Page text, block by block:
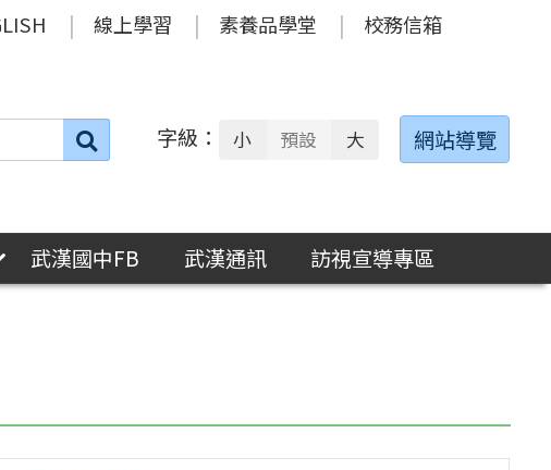
線上學習 素養品學堂 校務信箱
搜
字級： 小 預設 大 網站導覽
武漢國中FB 武漢通訊
訪視宣導專區